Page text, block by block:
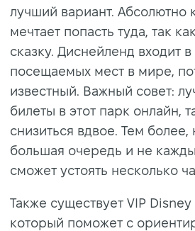
лучший вариант. Абсолютно
мечтает попасть туда, так
сказку. Диснейленд входит
посещаемых мест в мире,
известный. Важный совет:
билеты в этот парк онлайн,
снизиться вдвое. Тем более,
большая очередь и не
сможет устоять несколько
Также существует VIP Disney
который поможет с